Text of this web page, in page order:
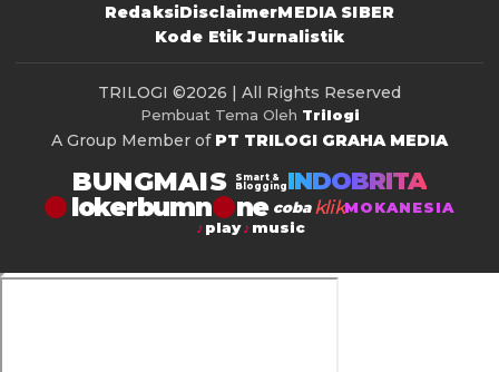
RedaksiDisclaimerMEDIA SIBER
Kode Etik Jurnalistik
TRILOGI ©2026 | All Rights Reserved
Pembuat Tema Oleh Trilogi
A Group Member of PT TRILOGI GRAHA MEDIA
BUNGMAIS
Smart &
Blogging INDOBRITA
lokerbumn coba klikMOKANESIA
play
music